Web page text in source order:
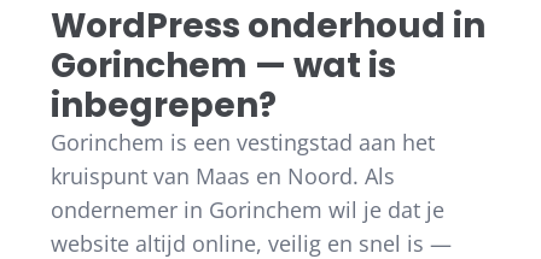
WordPress onderhoud in
Gorinchem — wat is
inbegrepen?
Gorinchem is een vestingstad aan het
kruispunt van Maas en Noord. Als
ondernemer in Gorinchem wil je dat je
website altijd online, veilig en snel is —